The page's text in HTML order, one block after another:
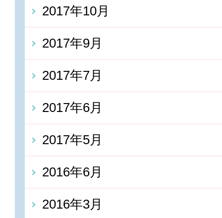
2017年10月
2017年9月
2017年7月
2017年6月
2017年5月
2016年6月
2016年3月